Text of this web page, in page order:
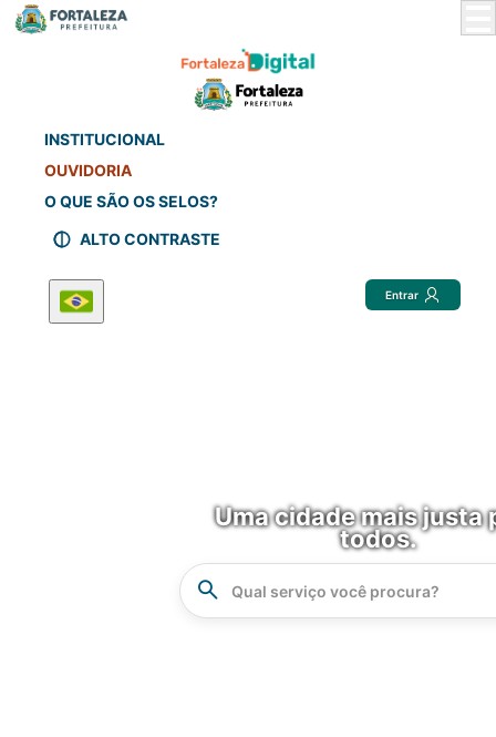
INSTITUCIONAL
OUVIDORIA
O QUE SÃO OS SELOS?
ALTO CONTRASTE
Entrar
Uma cidade mais justa
todos.